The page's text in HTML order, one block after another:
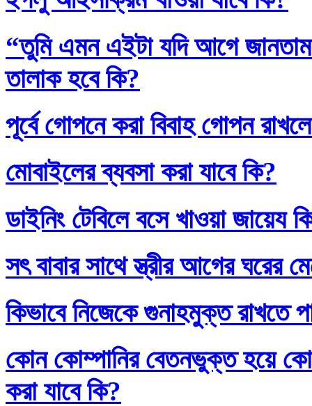
“তুমি এমন এইটা যদি আগে
তালাক হবে কি?
পূর্বে গোপনে করা বিবাহ গোপন
মোবাইলের ব্যবসা করা যাবে কি?
ডাইনিং টেবিলে বসে খাওয়া জায়েয
সৎ বাবার সাথে স্ত্রীর আগের ঘরের
কিভাবে নিজেকে গুনাহমুক্ত রাখতে
কোন কোম্পানির বেতনভুক্ত হয়ে
করা যাবে কি?